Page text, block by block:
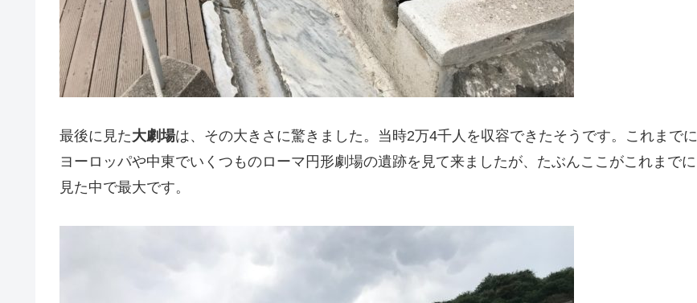
最後に見た大劇場は、その大きさに驚きました。当時2万4千人を収容できたそうです。これまでに
ヨーロッパや中東でいくつものローマ円形劇場の遺跡を見て来ましたが、たぶんここがこれまでに
見た中で最大です。